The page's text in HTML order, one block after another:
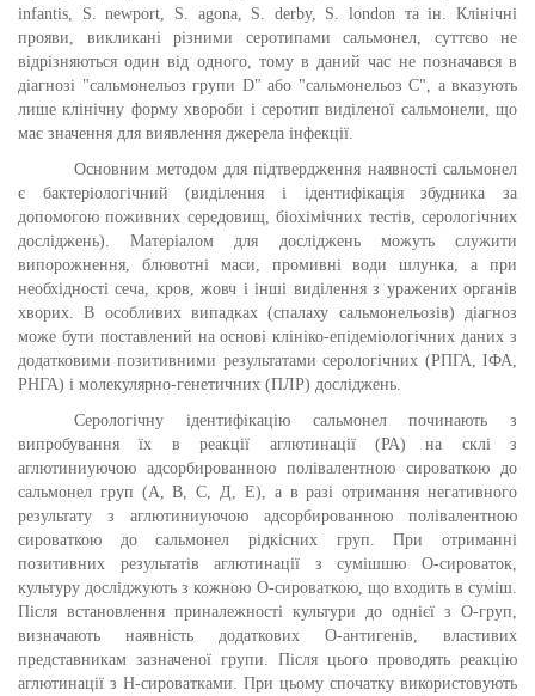
infantis, S. newport, S. agona, S. derby, S. london та ін. Клінічні
прояви, викликані різними серотипами сальмонел, суттєво не
відрізняються один від одного, тому в даний час не позначався в
діагнозі "сальмонельоз групи D" або "сальмонельоз С", а вказують
лише клінічну форму хвороби і серотип виділеної сальмонели, що
має значення для виявлення джерела інфекції.
Основним методом для підтвердження наявності сальмонел
є бактеріологічний (виділення і ідентифікація збудника за
допомогою поживних середовищ, біохімічних тестів, серологічних
досліджень). Матеріалом для досліджень можуть служити
випорожнення, блювотні маси, промивні води шлунка, а при
необхідності сеча, кров, жовч і інші виділення з уражених органів
хворих. В особливих випадках (спалаху сальмонельозів) діагноз
може бути поставлений на основі клініко-епідеміологічних даних з
додатковими позитивними результатами серологічних (РПГА, ІФА,
РНГА) і молекулярно-генетичних (ПЛР) досліджень.
Серологічну ідентифікацію сальмонел починають з
випробування їх в реакції аглютинації (РА) на склі з
аглютиниуючою адсорбированною полівалентною сироваткою до
сальмонел груп (А, В, С, Д, Е), а в разі отримання негативного
результату з аглютиниуючою адсорбированною полівалентною
сироваткою до сальмонел рідкісних груп. При отриманні
позитивних результатів аглютинації з сумішшю О-сироваток,
культуру досліджують з кожною О-сироваткою, що входить в суміш.
Після встановлення приналежності культури до однієї з О-груп,
визначають наявність додаткових О-антигенів, властивих
представникам зазначеної групи. Після цього проводять реакцію
аглютинації з Н-сироватками. При цьому спочатку використовують